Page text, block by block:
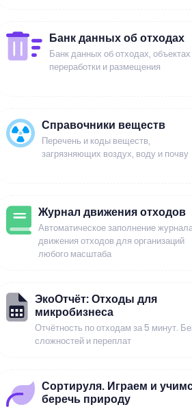
Банк данных об отходах
Банк данных об отходах, объектах
переработки и размещения
Справочники веществ
Перечень и коды веществ,
загрязняющих воздух, воду и почву
Журнал движения отходов
Автоматическое заполнение
движения отходов для организаций
любого масштаба
ЭкоОтчёт: Отходы для
микробизнеса
Отчётность по отходам за 5 минут.
сложностей и переплат
Сортируля. Играем и
беречь природу